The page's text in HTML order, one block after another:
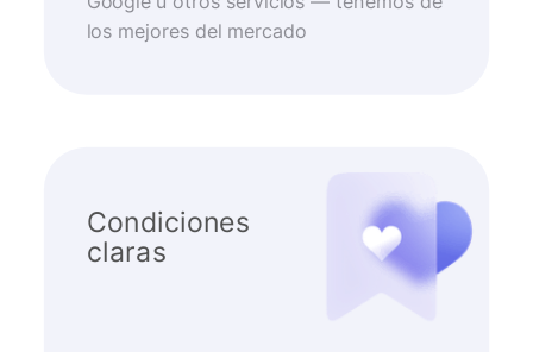
los mejores del mercado
Condiciones
claras